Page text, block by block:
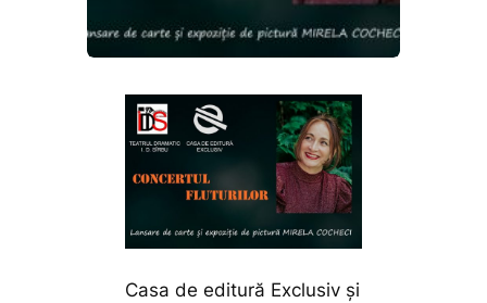
Casa de editură Exclusiv și